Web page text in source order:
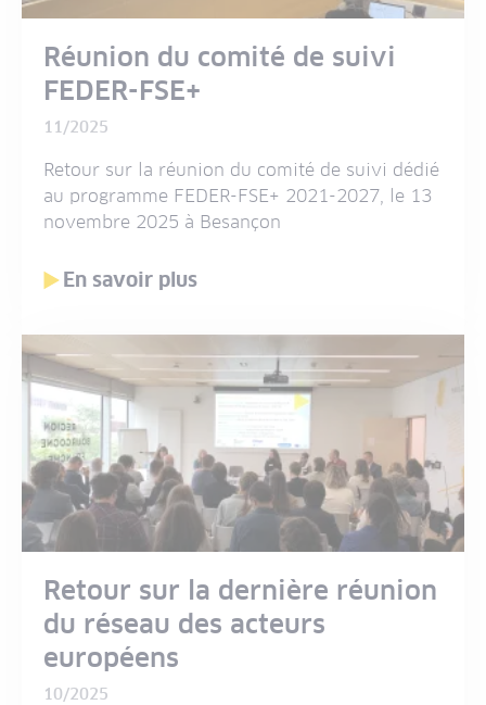
Réunion du comité de suivi
FEDER-FSE+
11/2025
Retour sur la réunion du comité de suivi dédié
au programme FEDER-FSE+ 2021-2027, le 13
novembre 2025 à Besançon
En savoir plus
Retour sur la dernière réunion
du réseau des acteurs
européens
10/2025